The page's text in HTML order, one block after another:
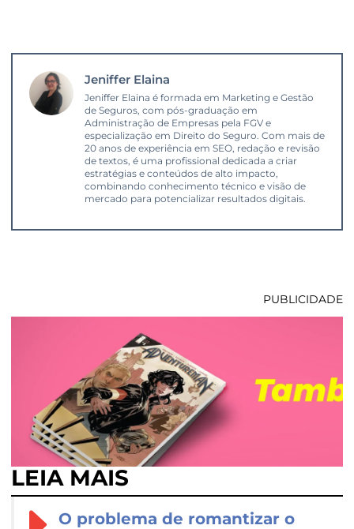
Jeniffer Elaina
Jeniffer Elaina é formada em Marketing e Gestão
de Seguros, com pós-graduação em
Administração de Empresas pela FGV e
especialização em Direito do Seguro. Com mais de
20 anos de experiência em SEO, redação e revisão
de textos, é uma profissional dedicada a criar
estratégias e conteúdos de alto impacto,
combinando conhecimento técnico e visão de
mercado para potencializar resultados digitais.
PUBLICIDADE
LEIA MAIS
O problema de romantizar o